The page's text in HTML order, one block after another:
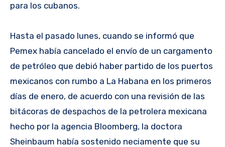
para los cubanos.
Hasta el pasado lunes, cuando se informó que
Pemex había cancelado el envío de un cargamento
de petróleo que debió haber partido de los puertos
mexicanos con rumbo a La Habana en los primeros
días de enero, de acuerdo con una revisión de las
bitácoras de despachos de la petrolera mexicana
hecho por la agencia Bloomberg, la doctora
Sheinbaum había sostenido neciamente que su